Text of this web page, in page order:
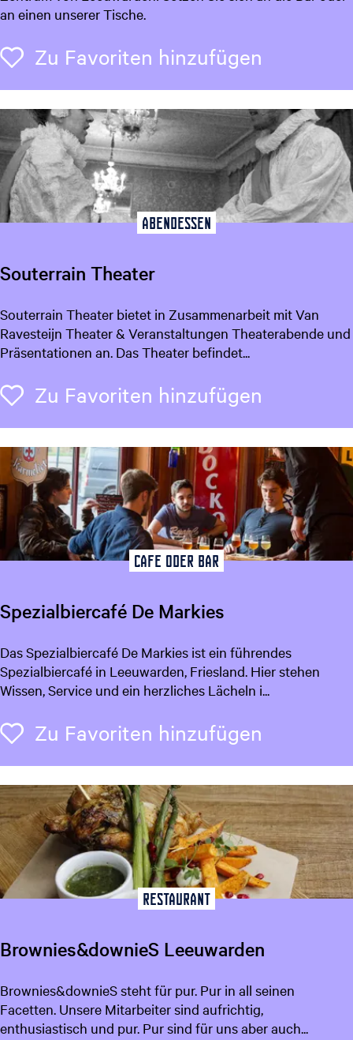
r
e
a
d
C
a
f
D
e
B
a
an einen unserer Tische.
Zu Favoriten hinzufügen
Souterrain Theater
S
o
u
e
r
a
n
T
h
a
r
Souterrain Theater bietet in Zusammenarbeit mit Van
Ravesteijn Theater & Veranstaltungen Theaterabende und
Präsentationen an. Das Theater befindet...
Abendessen
Zu Favoriten hinzufügen
Spezialbiercafé De Markies
S
p
e
i
l
b
i
e
r
c
a
f
e
a
r
k
Das Spezialbiercafé De Markies ist ein führendes
Spezialbiercafé in Leeuwarden, Friesland. Hier stehen
Wissen, Service und ein herzliches Lächeln i...
Cafe oder Bar
Zu Favoriten hinzufügen
Brownies&downieS Leeuwarden
B
r
o
Brownies&downieS steht für pur. Pur in all seinen
Facetten. Unsere Mitarbeiter sind aufrichtig,
enthusiastisch und pur. Pur sind für uns aber auch...
Restaurant